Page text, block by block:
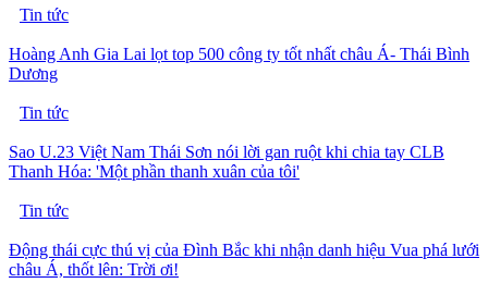
Tin tức
Hoàng Anh Gia Lai lọt top 500 công ty tốt nhất châu Á- Thái Bình
Dương
Tin tức
Sao U.23 Việt Nam Thái Sơn nói lời gan ruột khi chia tay CLB
Thanh Hóa: 'Một phần thanh xuân của tôi'
Tin tức
Động thái cực thú vị của Đình Bắc khi nhận danh hiệu Vua phá lưới
châu Á, thốt lên: Trời ơi!